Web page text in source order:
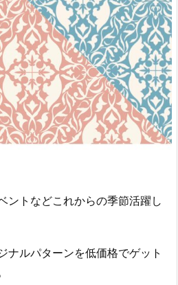
ントなどこれからの季節活躍し
ナルパターンを低価格でゲット